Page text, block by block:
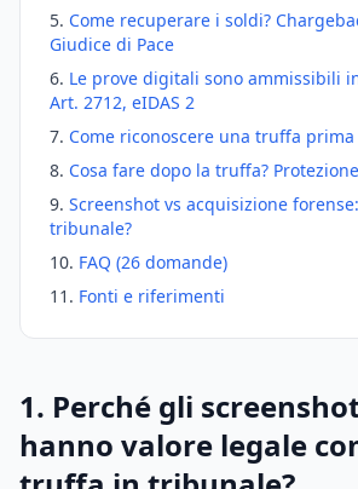
Come recuperare i soldi?
Giudice di Pace
Le prove digitali sono ammissibili
Art. 2712, eIDAS 2
Come riconoscere una truffa
Cosa fare dopo la truffa?
Screenshot vs acquisizione
tribunale?
FAQ (26 domande)
Fonti e riferimenti
1. Perché gli
hanno valore legale